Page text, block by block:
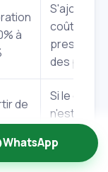
à
S'ajoute au
coût de la
prestation
des
de
Si le
n'est pas
WhatsApp